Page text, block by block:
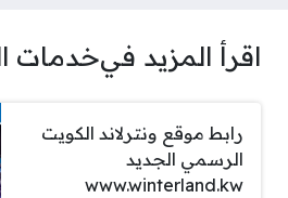
اقرأ المزيد فيخدمات
رابط موقع ونترلاند الكويت
الرسمي الجديد
www.winterland.kw